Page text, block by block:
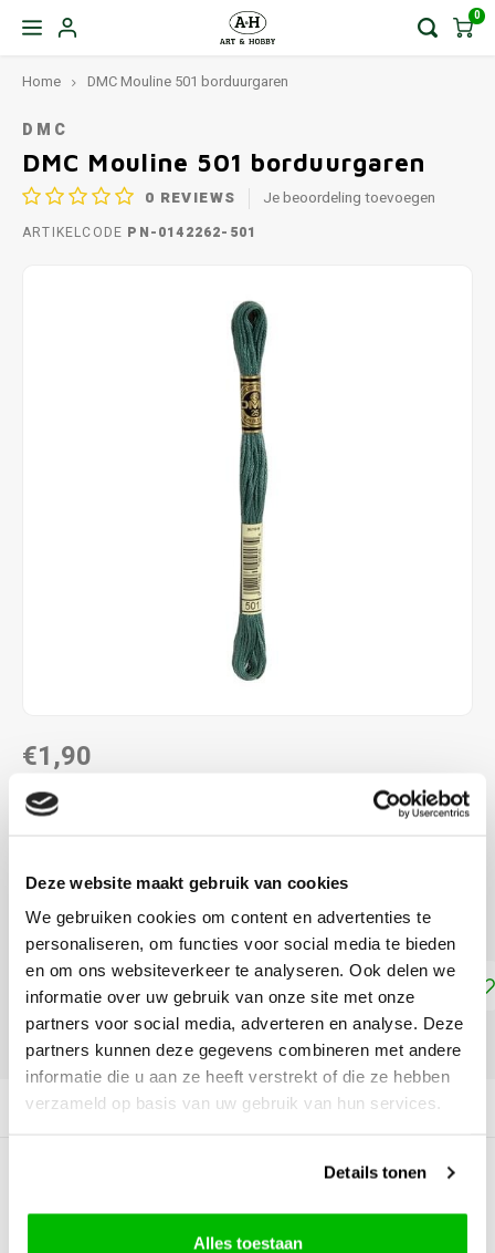
Deze website maakt gebruik van cookies
We gebruiken cookies om content en advertenties te
personaliseren, om functies voor social media te bieden
en om ons websiteverkeer te analyseren. Ook delen we
informatie over uw gebruik van onze site met onze
partners voor social media, adverteren en analyse. Deze
partners kunnen deze gegevens combineren met andere
informatie die u aan ze heeft verstrekt of die ze hebben
verzameld op basis van uw gebruik van hun services.
Details tonen
Alles toestaan
0
Home DMC Mouline 501 borduurgaren
DMC
DMC Mouline 501 borduurgaren
0 REVIEWS Je beoordeling toevoegen
ARTIKELCODE PN-0142262-501
€1,90
DIRECT LEVERBAAR
"DMC COLOUR VARIATIONS" OF "DMC LIGHT
EFFECTS " KOOPT, ONTVANG JE EEN KORTING VAN
100% OP HET LAAGSTGEPRIJSDE PRODUCT.
Toevoegen aan winkelwagen
DELEN:
Productomschrijving